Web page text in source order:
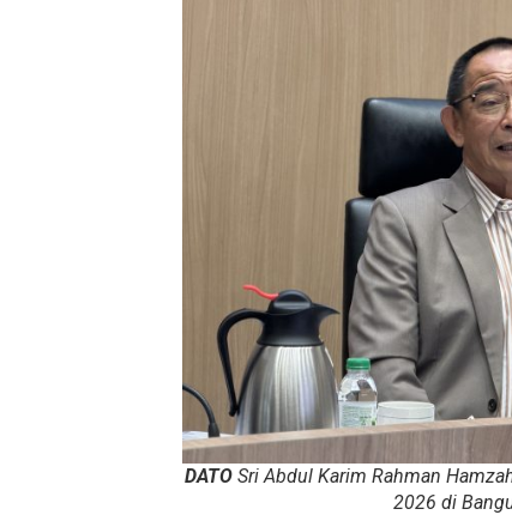
DATO Sri Abdul Karim Rahman
2026 di